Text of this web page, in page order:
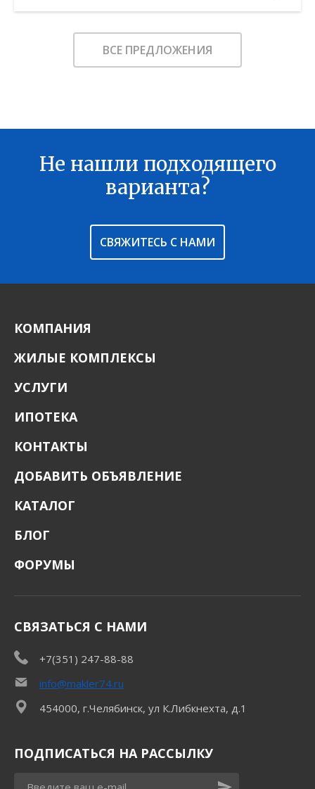
Общая площадь:
105 м
В ИЗБРАННОЕ
ВСЕ ПРЕДЛОЖЕНИЯ
Не нашли подходящего
варианта?
СВЯЖИТЕСЬ С НАМИ
КОМПАНИЯ
ЖИЛЫЕ КОМПЛЕКСЫ
УСЛУГИ
ИПОТЕКА
КОНТАКТЫ
ДОБАВИТЬ ОБЪЯВЛЕНИЕ
КАТАЛОГ
БЛОГ
ФОРУМЫ
СВЯЗАТЬСЯ С НАМИ
+7(351) 247-88-88
info@makler74.ru
454000, г.Челябинск, ул К.Либкнехта, д.1
ПОДПИСАТЬСЯ НА РАССЫЛКУ